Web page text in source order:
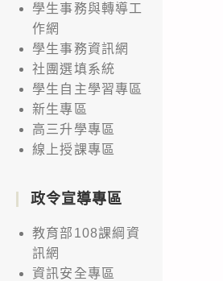
學生事務與轉導工
作網
學生事務資訊網
社團選填系統
學生自主學習專區
新生專區
高三升學專區
線上授課專區
政令宣導專區
教育部108課綱資
訊網
資訊安全專區